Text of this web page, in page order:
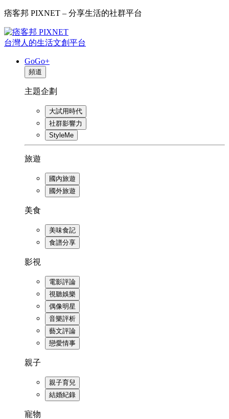
痞客邦 PIXNET – 分享生活的社群平台
台灣人的生活文創平台
GoGo+
頻道
主題企劃
大試用時代
社群影響力
StyleMe
旅遊
國內旅遊
國外旅遊
美食
美味食記
食譜分享
影視
電影評論
視聽娛樂
偶像明星
音樂評析
藝文評論
戀愛情事
親子
親子育兒
結婚紀錄
寵物